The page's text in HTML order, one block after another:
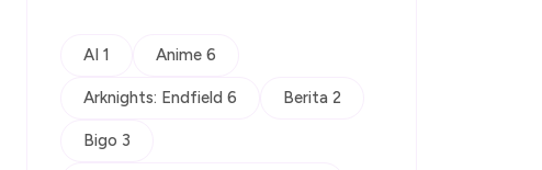
AI 1 Anime 6
Arknights: Endfield 6 Berita 2
Bigo 3